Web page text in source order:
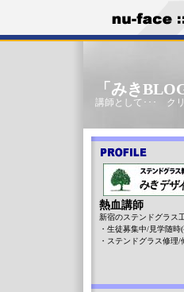
「みき
講師として･･･ ク
熱血講師
新宿のステンドグラス
・生徒募集中/見学随時
・ステンドグラス修理/